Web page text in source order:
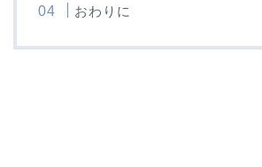
おわりに